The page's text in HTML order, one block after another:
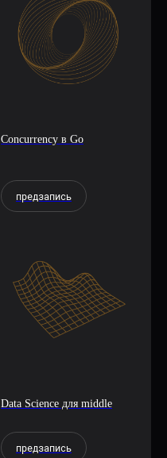
Concurrency в Go
предзапись
Data Science для middle
предзапись